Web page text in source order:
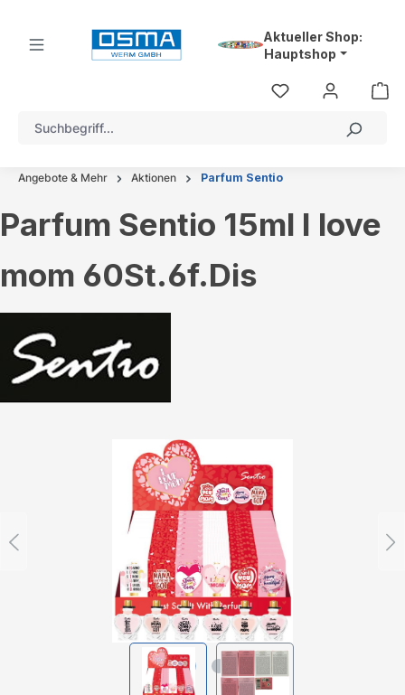
Aktueller Shop:
Hauptshop
Angebote & Mehr Aktionen Parfum Sentio
Parfum Sentio 15ml I love
mom 60St.6f.Dis